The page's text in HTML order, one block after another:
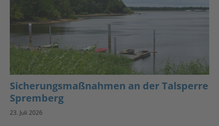
Sicherungsmaßnahmen an der Talsperre
Spremberg
23. Juli 2026